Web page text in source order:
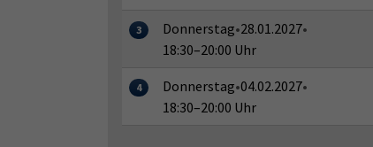
3 Donnerstag•28.01.2027•
18:30–20:00 Uhr
4 Donnerstag•04.02.2027•
18:30–20:00 Uhr